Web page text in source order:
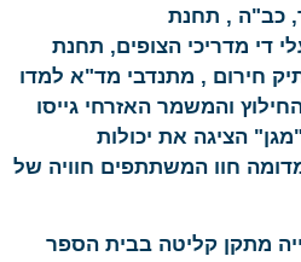
כב"ה , תחנת
די מדריכי הצופים, תחנת
חירום , מתנדבי מד"א למדו
והמשמר האזרחי גייסו
הציגה את יכולות
חוו המשתתפים חוויה של
העירייה מתקן קליטה בבית הספר